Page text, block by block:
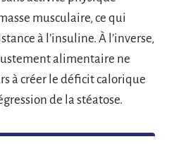
musculaire, ce qui
à l’insuline. À l’inverse,
alimentaire ne
à créer le déficit calorique
de la stéatose.